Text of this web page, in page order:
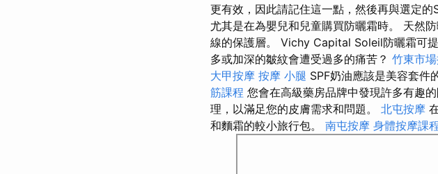
更有效，因此請記住這一點，然後再與選定
尤其是在為嬰兒和兒童購買防曬霜時。 天然
線的保護層。 Vichy Capital Soleil防曬霜可
多或加深的皺紋會遭受過多的痛苦？ 竹東市
大甲按摩 按摩 小腿 SPF奶油應該是美容套件
筋課程 您會在高級藥房品牌中發現許多有趣
理，以滿足您的皮膚需求和問題。 北屯按摩
和麵霜的較小旅行包。 南屯按摩 身體按摩課